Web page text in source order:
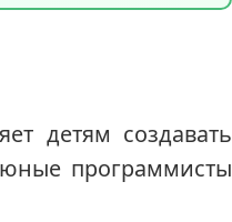
детям создавать
программисты